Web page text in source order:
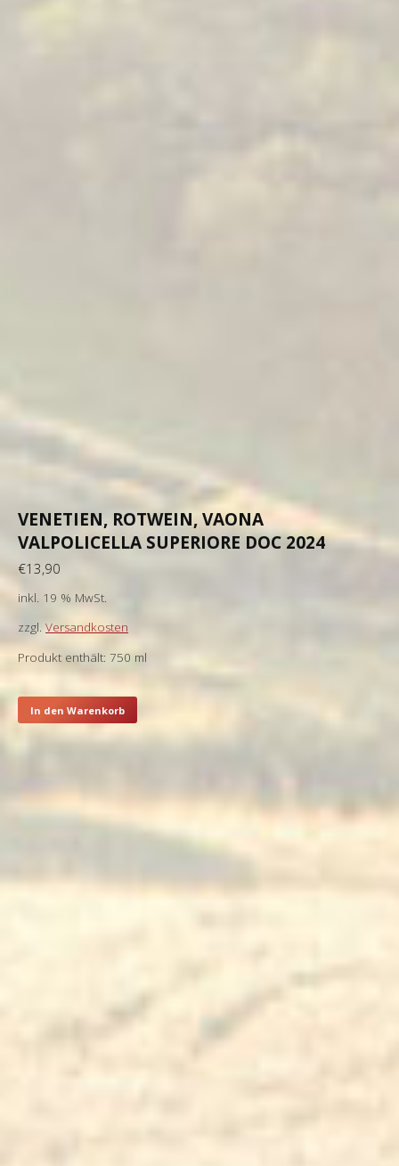
VENETIEN, ROTWEIN, VAONA
VALPOLICELLA SUPERIORE DOC 2024
€13,90
inkl. 19 % MwSt.
zzgl. Versandkosten
Produkt enthält: 750 ml
In den Warenkorb